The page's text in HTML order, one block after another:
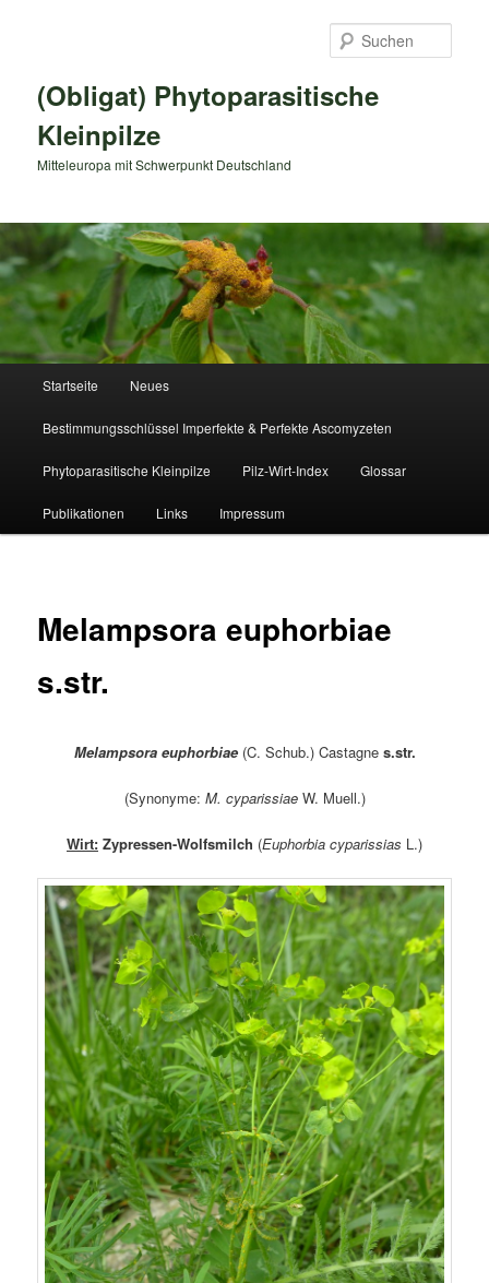
(Obligat) Phytoparasitische
Kleinpilze
Mitteleuropa mit Schwerpunkt Deutschland
Startseite Neues
Bestimmungsschlüssel Imperfekte & Perfekte Ascomyzeten
Phytoparasitische Kleinpilze Pilz-Wirt-Index Glossar
Publikationen Links Impressum
Melampsora euphorbiae
s.str.
Melampsora euphorbiae(C. Schub.) Castagne s.str.
(Synonyme: M. cyparissiaeW. Muell.)
Wirt: Zypressen-Wolfsmilch (Euphorbia cyparissias L.)